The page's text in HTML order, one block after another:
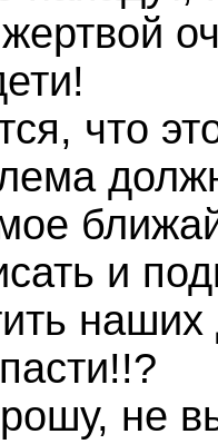
что
и
наших
не